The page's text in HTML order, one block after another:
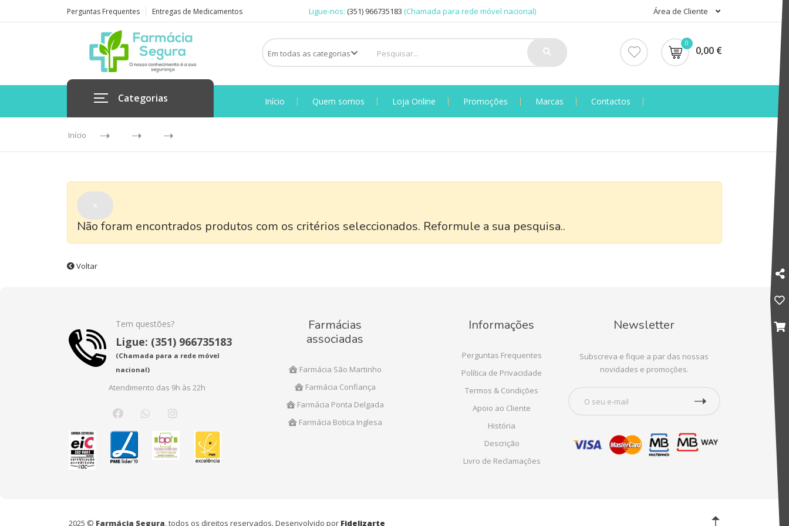
Perguntas Frequentes Entregas de Medicamentos Ligue-nos: (351) 966735183 (Chamada para rede móvel nacional) Área de Cliente
0
0,00 €
Categorias Início Quem somos Loja Online Promoções Marcas Contactos
Início
×
Não foram encontrados produtos com os critérios seleccionados. Reformule a sua pesquisa..
Voltar
Tem questões?
Ligue: (351) 966735183
(Chamada para a rede móvel
nacional)
Atendimento das 9h às 22h
Farmácias
associadas
Farmácia São Martinho
Farmácia Confiança
Farmácia Ponta Delgada
Farmácia Botica Inglesa
Informações
Perguntas Frequentes
Política de Privacidade
Termos & Condições
Apoio ao Cliente
História
Descrição
Livro de Reclamações
Newsletter
Subscreva e fique a par das nossas
novidades e promoções.
2025 © Farmácia Segura, todos os direitos reservados. Desenvolvido por Fidelizarte